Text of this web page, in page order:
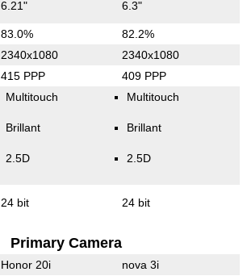
6.21" 6.3"
83.0% 82.2%
2340x1080 2340x1080
415 PPP 409 PPP
Multitouch
Brillant
2.5D
Multitouch
Brillant
2.5D
24 bit 24 bit
Primary Camera
Honor 20i nova 3i